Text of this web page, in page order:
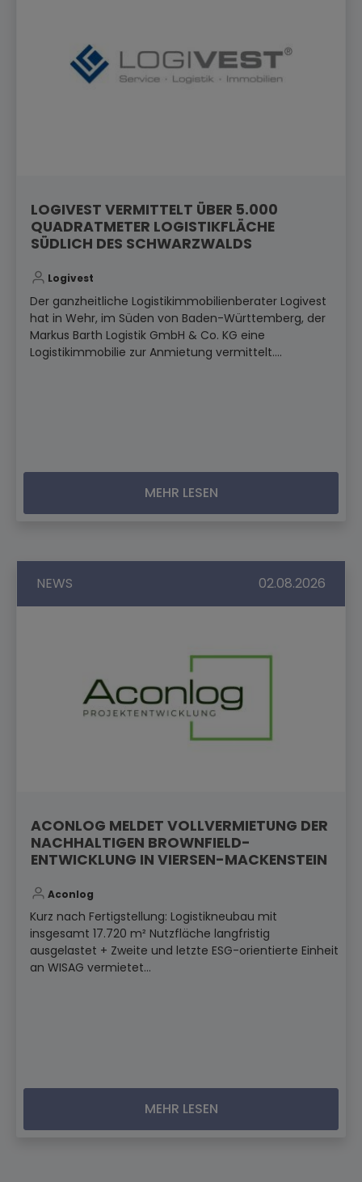
LOGIVEST VERMITTELT ÜBER 5.000
QUADRATMETER LOGISTIKFLÄCHE
SÜDLICH DES SCHWARZWALDS
Logivest
Der ganzheitliche Logistikimmobilienberater Logivest
hat in Wehr, im Süden von Baden-Württemberg, der
Markus Barth Logistik GmbH & Co. KG eine
Logistikimmobilie zur Anmietung vermittelt....
MEHR LESEN
NEWS 02.08.2026
ACONLOG MELDET VOLLVERMIETUNG DER
NACHHALTIGEN BROWNFIELD-
ENTWICKLUNG IN VIERSEN-MACKENSTEIN
Aconlog
Kurz nach Fertigstellung: Logistikneubau mit
insgesamt 17.720 m² Nutzfläche langfristig
ausgelastet + Zweite und letzte ESG-orientierte Einheit
an WISAG vermietet...
MEHR LESEN